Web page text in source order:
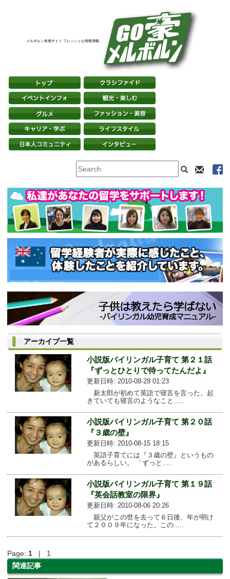
メルボルン体感サイト フレッシュな情報満載
アーカイブ一覧
小説版バイリンガル子育て 第２１話
『ずっとひとりで待ってたんだよ』
更新日時: 2010-08-28 01:23
新太郎が初めて英語で寝言を言った。起
きていても寝言のようなこと.....
小説版バイリンガル子育て 第２０話
『３歳の壁』
更新日時: 2010-08-15 18:15
英語子育てには『３歳の壁』というもの
があるらしい。 「ずっと.....
小説版バイリンガル子育て 第１９話
『英会話教室の限界』
更新日時: 2010-08-06 20:26
親父がこの世を去って６日後、年が明け
て２００９年になった。この.....
Page: 1 | 1
関連記事